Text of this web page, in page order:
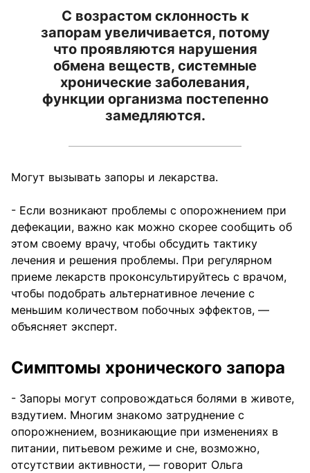
С возрастом склонность к
запорам увеличивается, потому
что проявляются нарушения
обмена веществ, системные
хронические заболевания,
функции организма постепенно
замедляются.
Могут вызывать запоры и лекарства.
- Если возникают проблемы с опорожнением при
дефекации, важно как можно скорее сообщить об
этом своему врачу, чтобы обсудить тактику
лечения и решения проблемы. При регулярном
приеме лекарств проконсультируйтесь с врачом,
чтобы подобрать альтернативное лечение с
меньшим количеством побочных эффектов, —
объясняет эксперт.
Симптомы хронического запора
- Запоры могут сопровождаться болями в животе,
вздутием. Многим знакомо затруднение с
опорожнением, возникающие при изменениях в
питании, питьевом режиме и сне, возможно,
отсутствии активности, — говорит Ольга